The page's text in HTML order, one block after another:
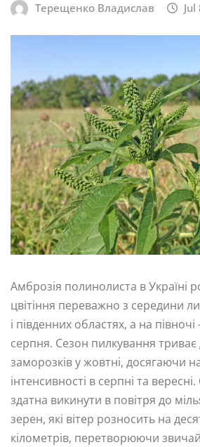
Терещенко Владислав
Амброзія полинолиста в Україні
цвітіння переважно з середини
і південних областях, а на
серпня. Сезон пилкування
заморозків у жовтні, досягаючи
інтенсивності в серпні та
здатна викинути в повітря до
зерен, які вітер розносить на
кілометрів, перетворюючи